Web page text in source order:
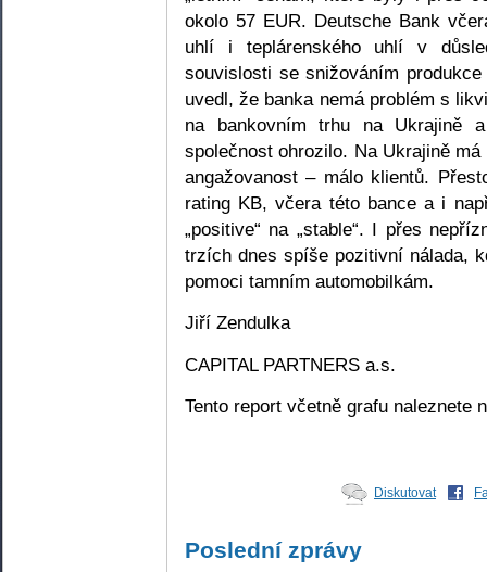
okolo 57 EUR. Deutsche Bank
uhlí i teplárenského uhlí v
souvislosti se snižováním
uvedl, že banka nemá problém s
na bankovním trhu na
společnost ohrozilo. Na Ukrajině
angažovanost – málo klientů.
rating KB, včera této bance a i
„positive“ na „stable“. I přes
trzích dnes spíše pozitivní nálada,
pomoci tamním automobilkám.
Jiří Zendulka
CAPITAL PARTNERS a.s.
Tento report včetně grafu naleznete
Diskutovat
Poslední zprávy